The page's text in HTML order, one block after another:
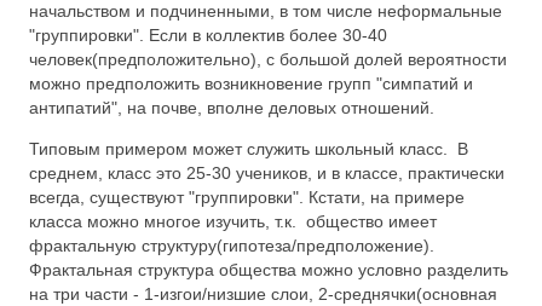
начальством и подчиненными, в том числе неформальные
"группировки". Если в коллектив более 30-40
человек(предположительно), с большой долей вероятности
можно предположить возникновение групп "симпатий и
антипатий", на почве, вполне деловых отношений.
Типовым примером может служить школьный класс. В
среднем, класс это 25-30 учеников, и в классе, практически
всегда, существуют "группировки". Кстати, на примере
класса можно многое изучить, т.к. общество имеет
фрактальную структуру(гипотеза/предположение).
Фрактальная структура общества можно условно разделить
на три части - 1-изгои/низшие слои, 2-среднячки(основная